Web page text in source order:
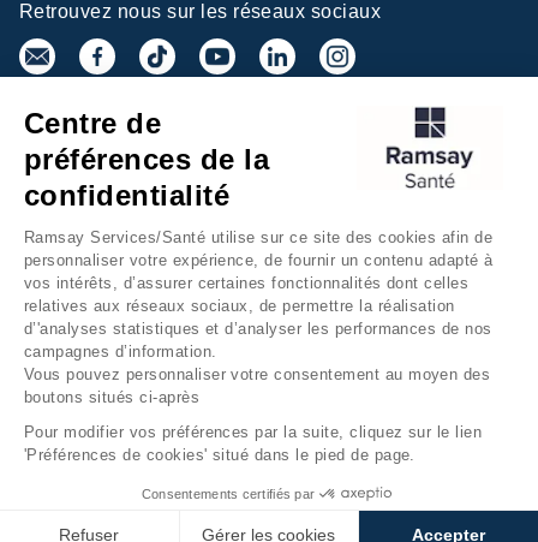
Retrouvez nous sur les réseaux sociaux
Inscrivez-vous à la newsletter
Groupe Ramsay Santé
Gestion des cookies
Accessibilité Numérique
Presse
Centre de
préférences de la
confidentialité
Ramsay Services/Santé utilise sur ce site des cookies afin de
personnaliser votre expérience, de fournir un contenu adapté à
vos intérêts, d’assurer certaines fonctionnalités dont celles
relatives aux réseaux sociaux, de permettre la réalisation
d’'analyses statistiques et d’analyser les performances de nos
campagnes d’information.
Vous pouvez personnaliser votre consentement au moyen des
boutons situés ci-après
Pour modifier vos préférences par la suite, cliquez sur le lien
'Préférences de cookies' situé dans le pied de page.
Consentements certifiés par
Refuser Gérer les cookies Accepter